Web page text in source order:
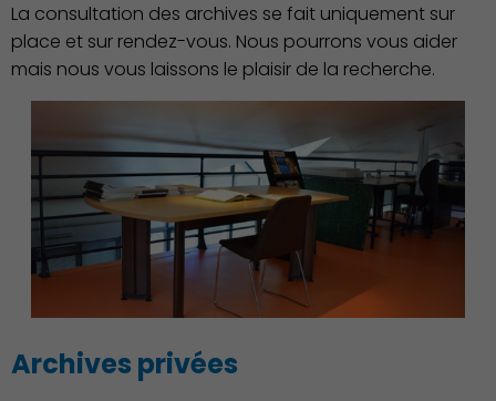
Économie Commerce
Emploi
La consultation des archives se fait uniquement sur
place et sur rendez-vous. Nous pourrons vous aider
mais nous vous laissons le plaisir de la recherche.
Archives privées